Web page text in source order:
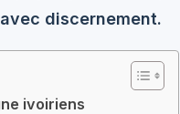
discernement.
ivoiriens